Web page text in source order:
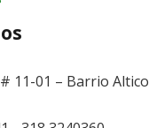
11-01 – Barrio Altico